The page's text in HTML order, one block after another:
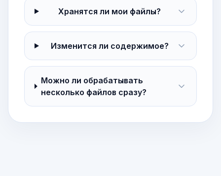
Хранятся ли мои файлы?
Изменится ли содержимое?
Можно ли обрабатывать
несколько файлов сразу?